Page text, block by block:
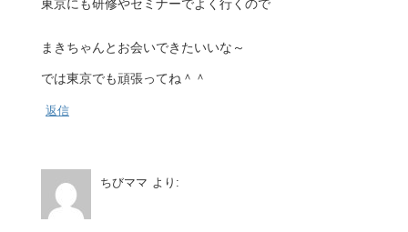
東京にも研修やセミナーでよく行くので
まきちゃんとお会いできたいいな～
では東京でも頑張ってね＾＾
返信
ちびママ より: